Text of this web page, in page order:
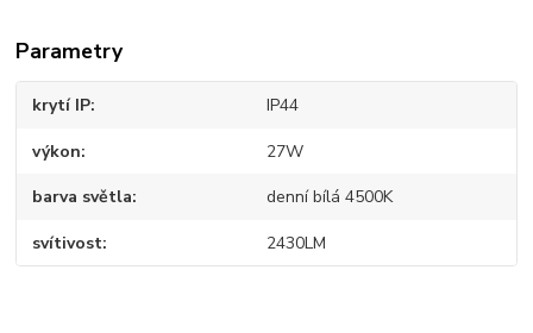
Parametry
krytí IP IP44
výkon 27W
barva světla denní bílá 4500K
svítivost 2430LM